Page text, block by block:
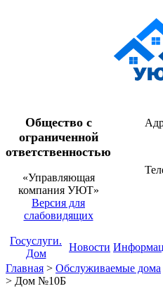
Общество с
ограниченной
ответственностью
«Управляющая
компания УЮТ»
Версия для
слабовидящих
Госуслуги.
Дом
Новости
Главная > Обслуживаемые дома
> Дом №10Б